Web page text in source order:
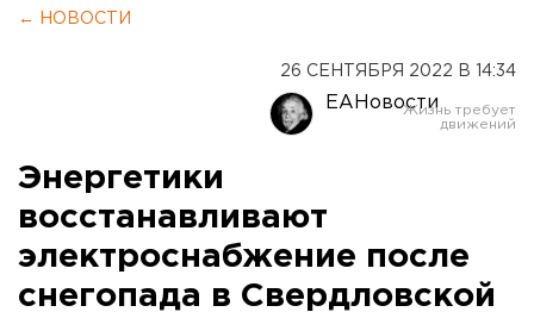
← НОВОСТИ
26 СЕНТЯБРЯ 2022 В 14:34
ЕАНовости
Энергетики
восстанавливают
электроснабжение после
снегопада в Свердловской